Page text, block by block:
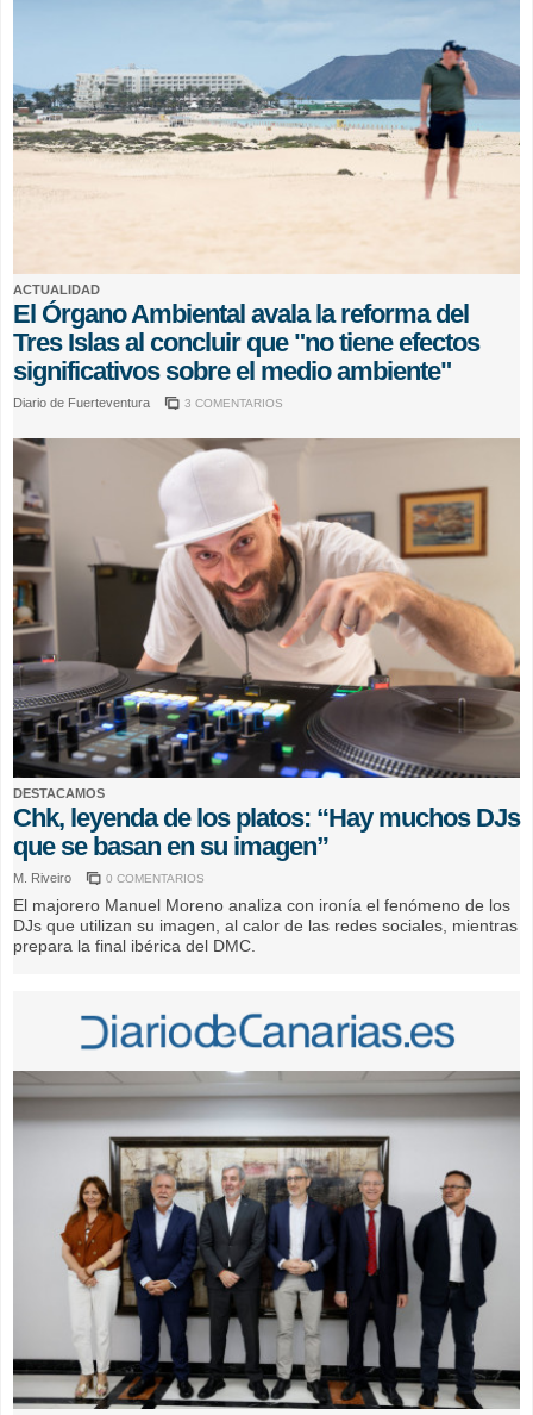
ACTUALIDAD
El Órgano Ambiental avala la reforma del
Tres Islas al concluir que "no tiene efectos
significativos sobre el medio ambiente"
Diario de Fuerteventura 3 COMENTARIOS
DESTACAMOS
Chk, leyenda de los platos: “Hay muchos DJs
que se basan en su imagen”
M. Riveiro 0 COMENTARIOS
El majorero Manuel Moreno analiza con ironía el fenómeno de los
DJs que utilizan su imagen, al calor de las redes sociales, mientras
prepara la final ibérica del DMC.